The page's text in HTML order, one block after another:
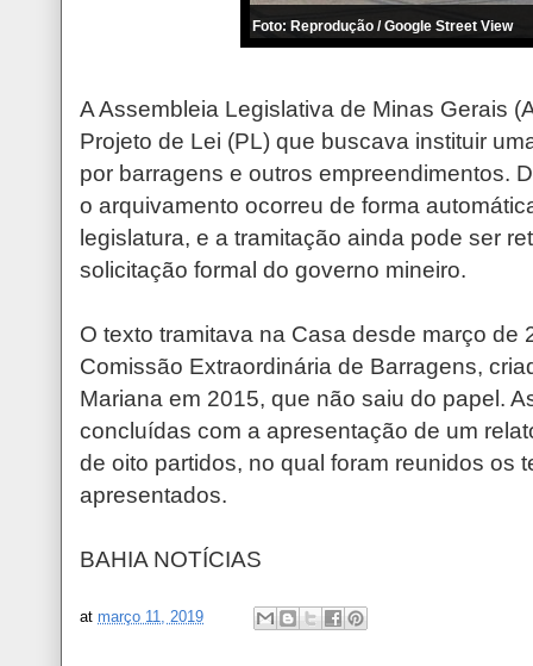
Foto: Reprodução / Google Street View
A Assembleia Legislativa de Minas Gerais
Projeto de Lei (PL) que buscava instituir
por barragens e outros empreendimentos.
o arquivamento ocorreu de forma
legislatura, e a tramitação ainda pode ser
solicitação formal do governo mineiro.
O texto tramitava na Casa desde março de
Comissão Extraordinária de Barragens,
Mariana em 2015, que não saiu do papel.
concluídas com a apresentação de um
de oito partidos, no qual foram reunidos os
apresentados.
BAHIA NOTÍCIAS
at março 11, 2019